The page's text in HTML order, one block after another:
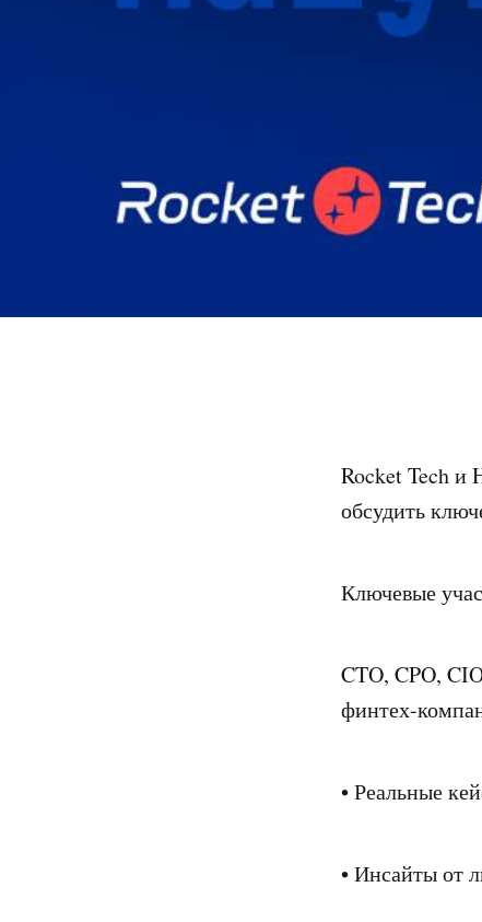
Rocket Tech и
обсудить
Ключевые
CTO, CPO,
финтех-
• Реальные
• Инсайты от